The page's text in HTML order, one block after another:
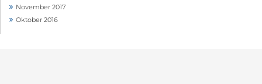
November 2017
Oktober 2016